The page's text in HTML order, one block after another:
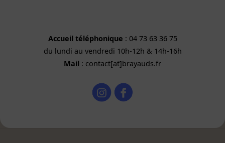
Accueil téléphonique : 04 73 63 36 75
du lundi au vendredi 10h-12h & 14h-16h
Mail : contact[at]brayauds.fr